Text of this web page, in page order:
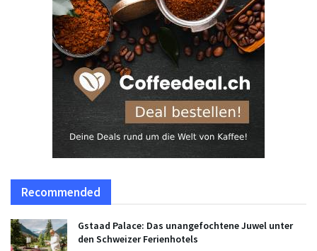
Recommended
Gstaad Palace: Das unangefochtene Juwel unter
den Schweizer Ferienhotels